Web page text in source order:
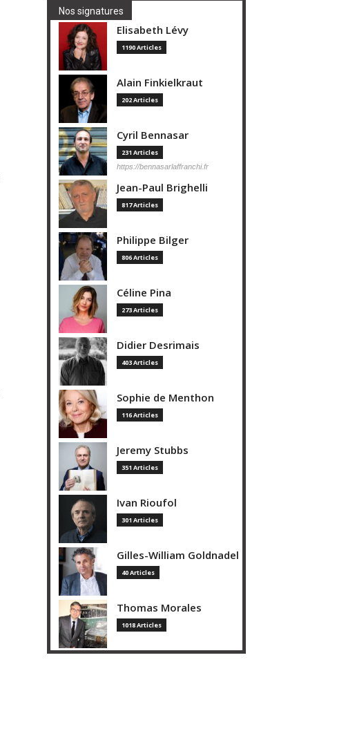
Nos signatures
Elisabeth Lévy
1190 Articles
Alain Finkielkraut
202 Articles
Cyril Bennasar
231 Articles
https://bennasarlaffranchi.fr
Jean-Paul Brighelli
817 Articles
Philippe Bilger
806 Articles
Céline Pina
273 Articles
Didier Desrimais
403 Articles
Sophie de Menthon
116 Articles
Jeremy Stubbs
351 Articles
Ivan Rioufol
301 Articles
Gilles-William Goldnadel
40 Articles
Thomas Morales
1018 Articles